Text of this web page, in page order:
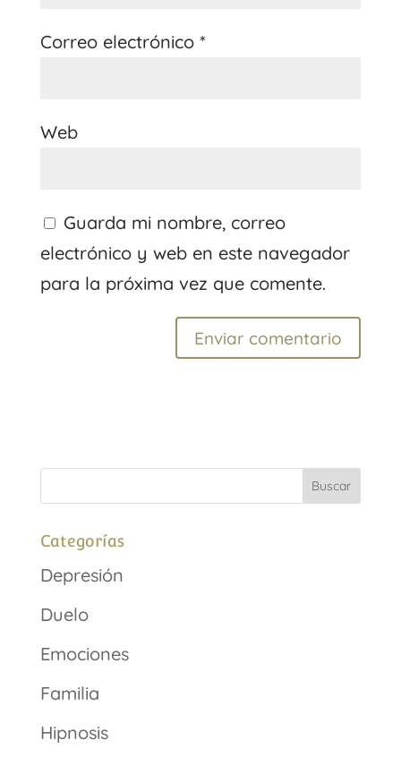
Correo electrónico *
Web
Guarda mi nombre, correo
electrónico y web en este navegador
para la próxima vez que comente.
Categorías
Depresión
Duelo
Emociones
Familia
Hipnosis